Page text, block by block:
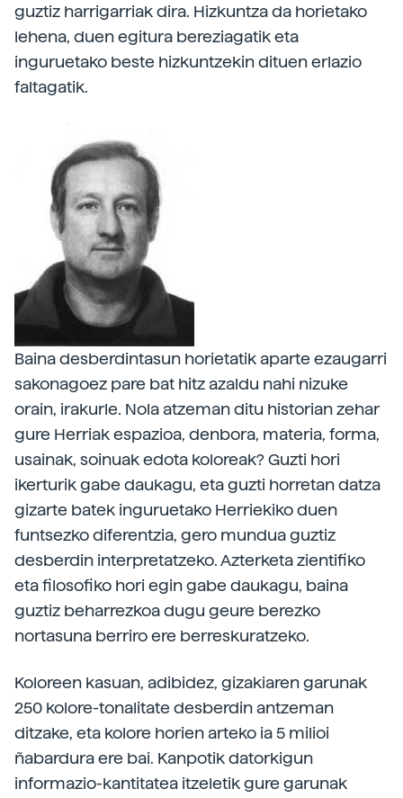
guztiz harrigarriak dira. Hizkuntza da horietako
lehena, duen egitura bereziagatik eta
inguruetako beste hizkuntzekin dituen erlazio
faltagatik.
Baina desberdintasun horietatik aparte ezaugarri
sakonagoez pare bat hitz azaldu nahi nizuke
orain, irakurle. Nola atzeman ditu historian zehar
gure Herriak espazioa, denbora, materia, forma,
usainak, soinuak edota koloreak? Guzti hori
ikerturik gabe daukagu, eta guzti horretan datza
gizarte batek inguruetako Herriekiko duen
funtsezko diferentzia, gero mundua guztiz
desberdin interpretatzeko. Azterketa zientifiko
eta filosofiko hori egin gabe daukagu, baina
guztiz beharrezkoa dugu geure berezko
nortasuna berriro ere berreskuratzeko.
Koloreen kasuan, adibidez, gizakiaren garunak
250 kolore-tonalitate desberdin antzeman
ditzake, eta kolore horien arteko ia 5 milioi
ñabardura ere bai. Kanpotik datorkigun
informazio-kantitatea itzeletik gure garunak